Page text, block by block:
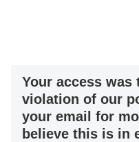
Your access was
violation of our
your email for
believe this is in